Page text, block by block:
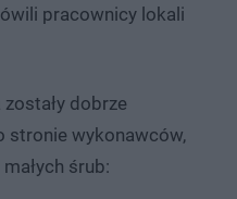
pracownicy lokali
dobrze
stronie wykonawców,
śrub: